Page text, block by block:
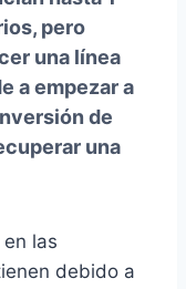
pero
una línea
a empezar a
de
una
las
debido a